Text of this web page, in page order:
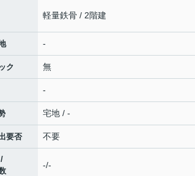
軽量鉄骨 / 2階建
-
ク 無
-
宅地 / -
要否 不要
-/-